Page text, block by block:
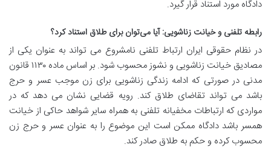
دادگاه مورد استناد قرار گیرد.
رابطه تلفنی و خیانت زناشویی: آیا می‌توان برای طلاق استناد کرد؟
در نظام حقوقی ایران ارتباط تلفنی نامشروع می تواند به عنوان یکی از
مصادیق خیانت زناشویی و نشوز محسوب شود. بر اساس ماده ۱۱۳۰ قانون
مدنی در صورتی که ادامه زندگی زناشویی برای زن موجب عسر و حرج
باشد می تواند تقاضای طلاق کند. رویه قضایی نشان می دهد که در
مواردی که ارتباطات مخفیانه تلفنی به همراه سایر شواهد حاکی از خیانت
همسر باشد دادگاه ممکن است این موضوع را به عنوان عسر و حرج زن
محسوب کرده و حکم به طلاق صادر کند.